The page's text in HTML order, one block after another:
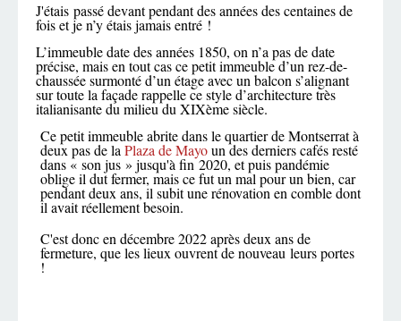
J'étais passé devant pendant des années des centaines de
fois et je n’y étais jamais entré !
L’immeuble date des années 1850, on n’a pas de date
précise, mais en tout cas ce petit immeuble d’un rez-de-
chaussée surmonté d’un étage avec un balcon s’alignant
sur toute la façade rappelle ce style d’architecture très
italianisante du milieu du XIXème siècle.
Ce petit immeuble abrite dans le quartier de Montserrat à
deux pas de laPlaza de Mayoun des derniers cafés resté
dans « son jus » jusqu'à fin 2020, et puis pandémie
oblige il dut fermer, mais ce fut un mal pour un bien, car
pendant deux ans, il subit une rénovation en comble dont
il avait réellement besoin.
C'est donc en décembre 2022 après deux ans de
fermeture, que les lieux ouvrent de nouveau leurs portes
!